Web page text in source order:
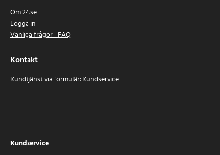
Om 24.se
Logga in
Vanliga frågor - FAQ
Kontakt
Kundtjänst via formulär:Kundservice
Kundservice